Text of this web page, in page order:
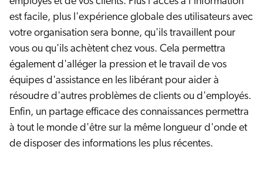
est facile, plus l'expérience globale des utilisateurs avec
votre organisation sera bonne, qu'ils travaillent pour
vous ou qu'ils achètent chez vous. Cela permettra
également d'alléger la pression et le travail de vos
équipes d'assistance en les libérant pour aider à
résoudre d'autres problèmes de clients ou d'employés.
Enfin, un partage efficace des connaissances permettra
à tout le monde d'être sur la même longueur d'onde et
de disposer des informations les plus récentes.